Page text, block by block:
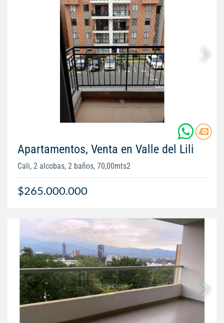
Apartamentos, Venta en Valle del Lili
Cali, 2 alcobas, 2 baños, 70,00mts2
$265.000.000